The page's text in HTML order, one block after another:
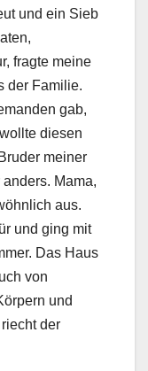
und ein Sieb
fragte meine
der Familie.
gab,
diesen
meiner
Mama,
aus.
und ging mit
Das Haus
von
und
der